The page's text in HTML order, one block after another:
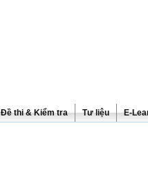
Đề thi & Kiểm tra Tư liệu E-